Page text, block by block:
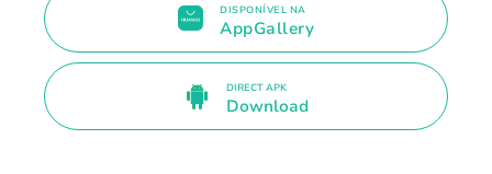
DISPONÍVEL NA
AppGallery
DIRECT APK
Download